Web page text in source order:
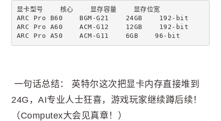
显卡型号    核心    显存容量    显存位宽
ARC Pro B60    BGM-G21    24GB    192-bit
ARC Pro A60    ACM-G12    12GB    192-bit
ARC Pro A50    ACM-G11    6GB    96-bit
一句话总结： 英特尔这次把显卡内存直接堆到
24G，AI专业人士狂喜，游戏玩家继续蹲后续！
（Computex大会见真章！）